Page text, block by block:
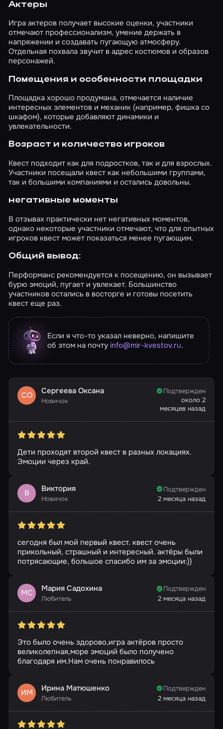
Актеры
Игра актеров получает высокие оценки, участники
отмечают профессионализм, умение держать в
напряжении и создавать пугающую атмосферу.
Отдельная похвала звучит в адрес костюмов и образов
персонажей.
Помещения и особенности площадки
Площадка хорошо продумана, отмечается наличие
интересных элементов и механик (например, фишка со
шкафом), которые добавляют динамики и
увлекательности.
Возраст и количество игроков
Квест подходит как для подростков, так и для взрослых.
Участники посещали квест как небольшими группами,
так и большими компаниями и остались довольны.
негативные моменты
В отзывах практически нет негативных моментов,
однако некоторые участники отмечают, что для опытных
игроков квест может показаться менее пугающим.
Общий вывод:
Перформанс рекомендуется к посещению, он вызывает
бурю эмоций, пугает и увлекает. Большинство
участников остались в восторге и готовы посетить
квест еще раз.
Если я что-то указал неверно, напишите
об этом на почту info@mir-kvestov.ru.
СО Сергеева Оксана
Новичок
Подтвержден
около 2
месяцев назад
Дети проходят второй квест в разных локациях.
Эмоции через край.
В Виктория
Новичок
Подтвержден
2 месяца назад
сегодня был мой первый квест. квест очень
прикольный, страшный и интересный. актёры были
потрясающие, большое спасибо им за эмоции:))
МС Мария Садохина
Любитель
Подтвержден
2 месяца назад
Это было очень здорово,игра актёров просто
великолепная,море эмоций было получено
благодаря им.Нам очень понравилось
ИМ Ирина Матюшенко
Любитель
Подтвержден
2 месяца назад